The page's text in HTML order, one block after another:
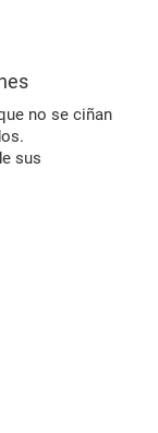
no se ciñan
sus